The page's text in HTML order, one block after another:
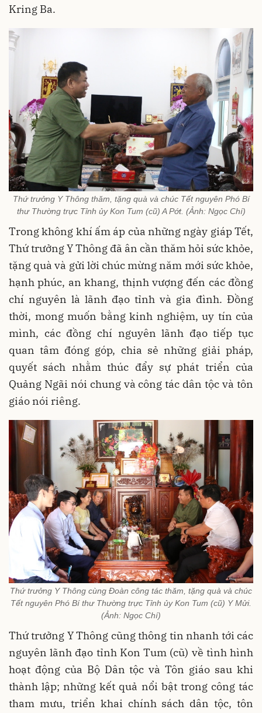
Kring Ba.
Thứ trưởng Y Thông thăm, tặng quà và chúc Tết nguyên Phó Bí
thư Thường trực Tỉnh ủy Kon Tum (cũ) A Pớt. (Ảnh: Ngọc Chí)
Trong không khí ấm áp của những ngày giáp Tết,
Thứ trưởng Y Thông đã ân cần thăm hỏi sức khỏe,
tặng quà và gửi lời chúc mừng năm mới sức khỏe,
hạnh phúc, an khang, thịnh vượng đến các đồng
chí nguyên là lãnh đạo tỉnh và gia đình. Đồng
thời, mong muốn bằng kinh nghiệm, uy tín của
mình, các đồng chí nguyên lãnh đạo tiếp tục
quan tâm đóng góp, chia sẻ những giải pháp,
quyết sách nhằm thúc đẩy sự phát triển của
Quảng Ngãi nói chung và công tác dân tộc và tôn
giáo nói riêng.
Thứ trưởng Y Thông cùng Đoàn công tác thăm, tặng quà và chúc
Tết nguyên Phó Bí thư Thường trực Tỉnh ủy Kon Tum (cũ) Y Mửi.
(Ảnh: Ngọc Chí)
Thứ trưởng Y Thông cũng thông tin nhanh tới các
nguyên lãnh đạo tỉnh Kon Tum (cũ) về tình hình
hoạt động của Bộ Dân tộc và Tôn giáo sau khi
thành lập; những kết quả nổi bật trong công tác
tham mưu, triển khai chính sách dân tộc, tôn